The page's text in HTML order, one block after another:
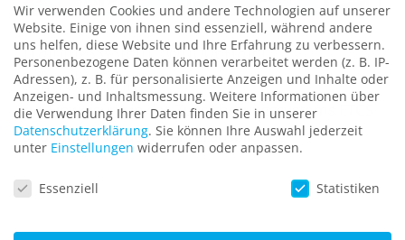
Trainingssystem „Wuppertaler
Schwebebahn“
zur Einweisung in das Zugsicherungssystems ETCS
und für die virtuelle Fahrerausbildung
Wir verwenden Cookies und andere Technologien auf unserer
Website. Einige von ihnen sind essenziell, während andere
uns helfen, diese Website und Ihre Erfahrung zu verbessern.
Personenbezogene Daten können verarbeitet werden (z. B. IP-
Adressen), z. B. für personalisierte Anzeigen und Inhalte oder
Anzeigen- und Inhaltsmessung. Weitere Informationen über
die Verwendung Ihrer Daten finden Sie in unserer
Datenschutzerklärung. Sie können Ihre Auswahl jederzeit
unter Einstellungen widerrufen oder anpassen.
Datenschutzeinstellungen
Essenziell Statistiken